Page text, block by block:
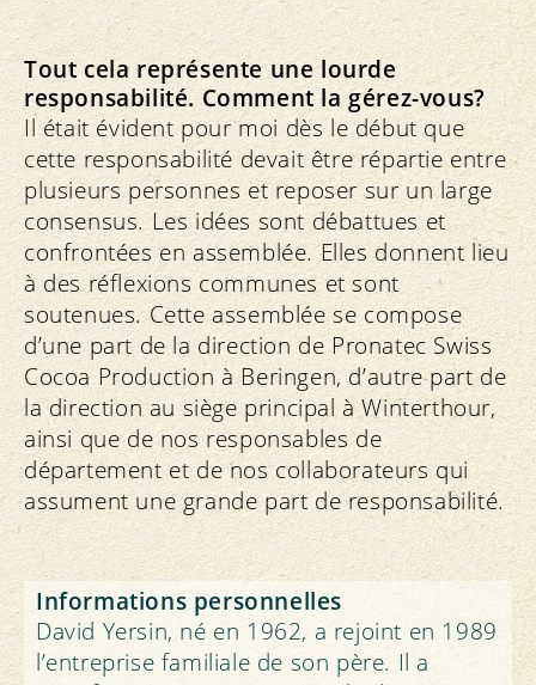
Tout cela représente une lourde
responsabilité. Comment la gérez-vous?
Il était évident pour moi dès le début que
cette responsabilité devait être répartie entre
plusieurs personnes et reposer sur un large
consensus. Les idées sont débattues et
confrontées en assemblée. Elles donnent lieu
à des réflexions communes et sont
soutenues. Cette assemblée se compose
d’une part de la direction de Pronatec Swiss
Cocoa Production à Beringen, d’autre part de
la direction au siège principal à Winterthour,
ainsi que de nos responsables de
département et de nos collaborateurs qui
assument une grande part de responsabilité.
Informations personnelles
David Yersin, né en 1962, a rejoint en 1989
l’entreprise familiale de son père. Il a